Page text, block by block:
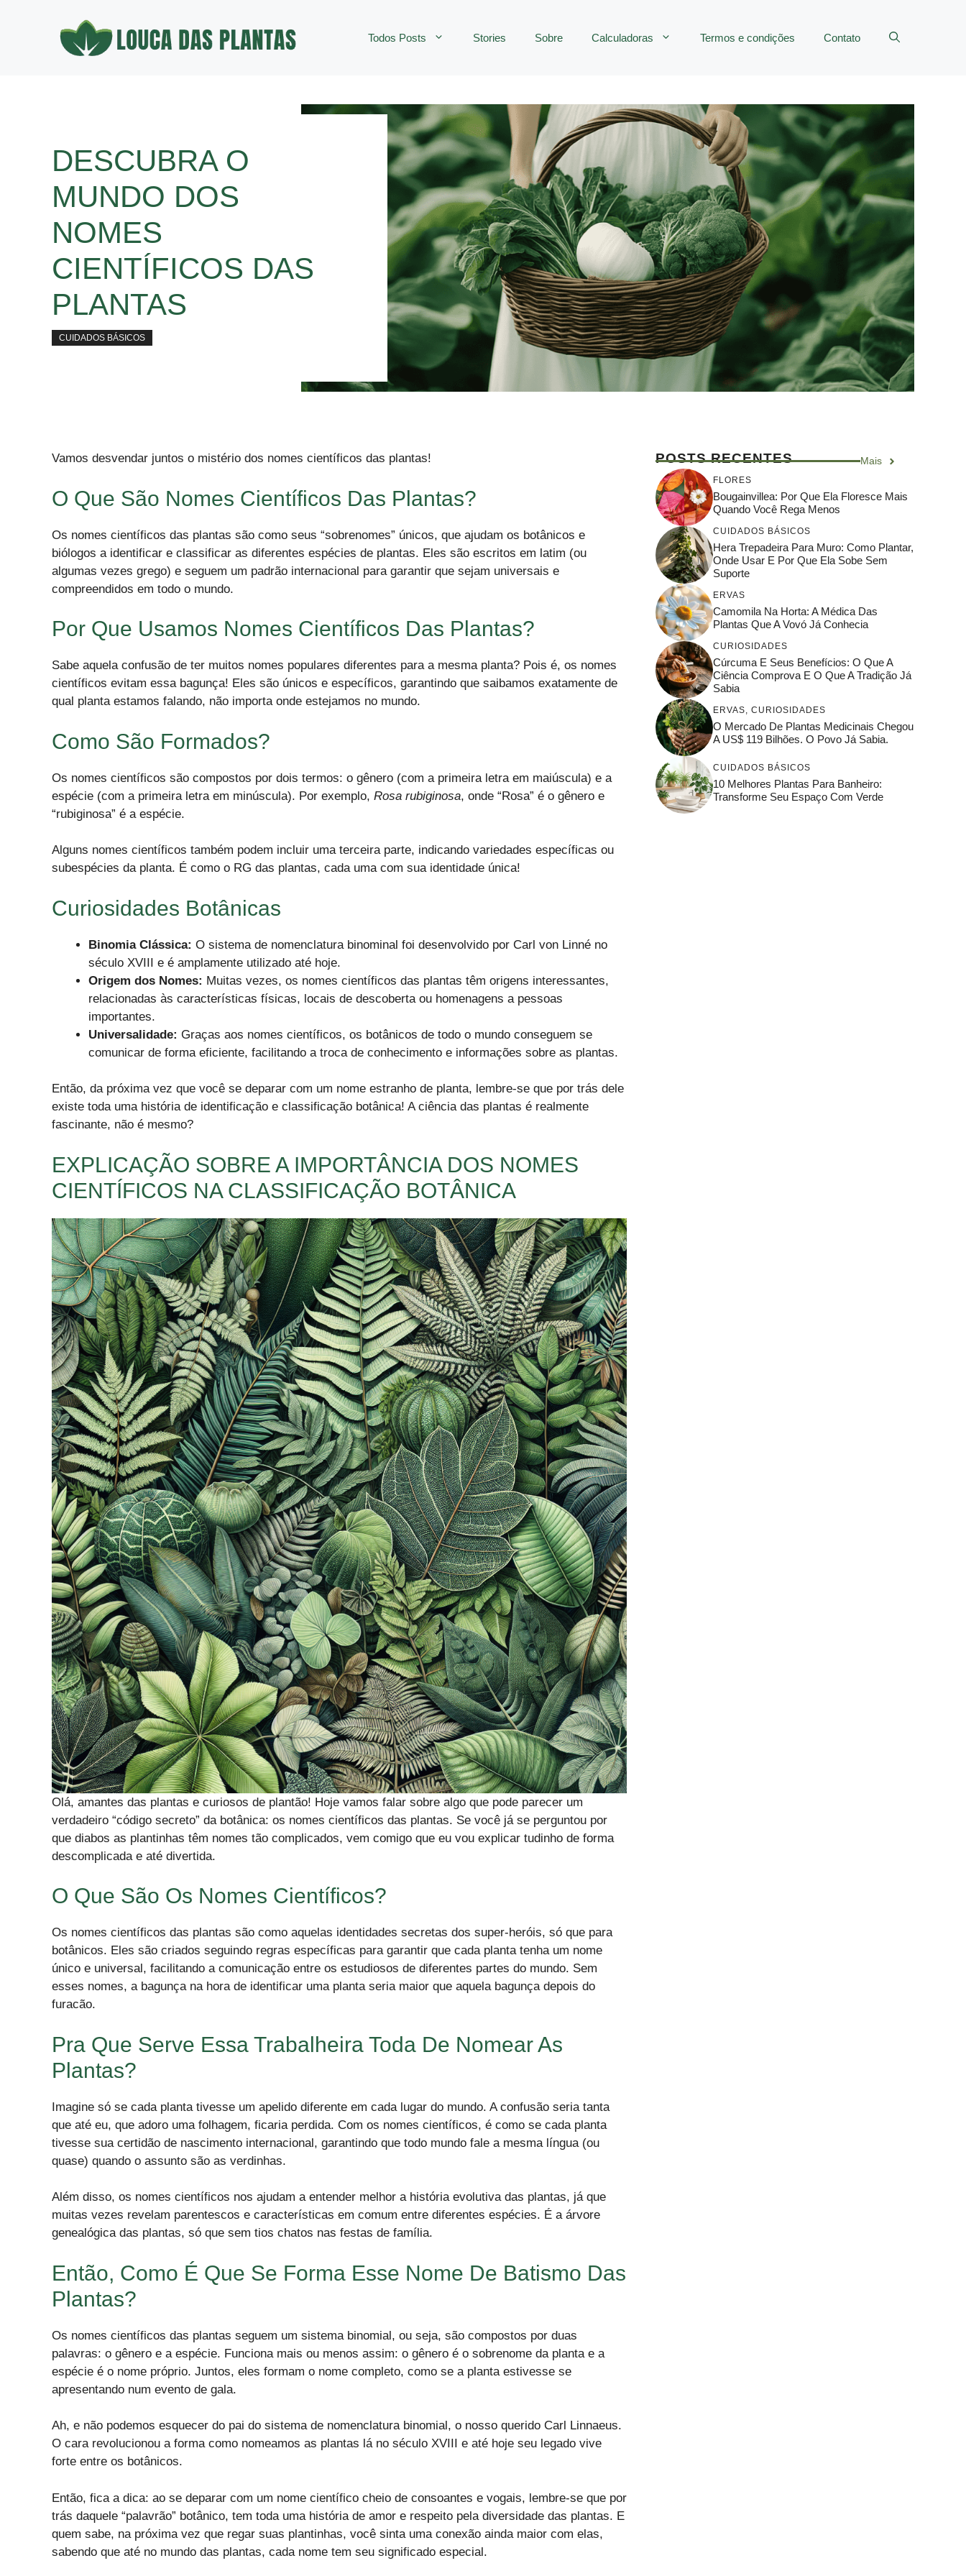
Todos Posts Stories Sobre Calculadoras Termos e condições Contato
DESCUBRA O
MUNDO DOS
NOMES
CIENTÍFICOS DAS
PLANTAS
CUIDADOS BÁSICOS
Vamos desvendar juntos o mistério dos nomes científicos das plantas!
O Que São Nomes Científicos Das Plantas?
Os nomes científicos das plantas são como seus “sobrenomes” únicos, que ajudam os botânicos e
biólogos a identificar e classificar as diferentes espécies de plantas. Eles são escritos em latim (ou
algumas vezes grego) e seguem um padrão internacional para garantir que sejam universais e
compreendidos em todo o mundo.
Por Que Usamos Nomes Científicos Das Plantas?
Sabe aquela confusão de ter muitos nomes populares diferentes para a mesma planta? Pois é, os nomes
científicos evitam essa bagunça! Eles são únicos e específicos, garantindo que saibamos exatamente de
qual planta estamos falando, não importa onde estejamos no mundo.
Como São Formados?
Os nomes científicos são compostos por dois termos: o gênero (com a primeira letra em maiúscula) e a
espécie (com a primeira letra em minúscula). Por exemplo, Rosa rubiginosa, onde “Rosa” é o gênero e
“rubiginosa” é a espécie.
Alguns nomes científicos também podem incluir uma terceira parte, indicando variedades específicas ou
subespécies da planta. É como o RG das plantas, cada uma com sua identidade única!
Curiosidades Botânicas
Binomia Clássica: O sistema de nomenclatura binominal foi desenvolvido por Carl von Linné no
século XVIII e é amplamente utilizado até hoje.
Origem dos Nomes: Muitas vezes, os nomes científicos das plantas têm origens interessantes,
relacionadas às características físicas, locais de descoberta ou homenagens a pessoas
importantes.
Universalidade: Graças aos nomes científicos, os botânicos de todo o mundo conseguem se
comunicar de forma eficiente, facilitando a troca de conhecimento e informações sobre as plantas.
Então, da próxima vez que você se deparar com um nome estranho de planta, lembre-se que por trás dele
existe toda uma história de identificação e classificação botânica! A ciência das plantas é realmente
fascinante, não é mesmo?
EXPLICAÇÃO SOBRE A IMPORTÂNCIA DOS NOMES
CIENTÍFICOS NA CLASSIFICAÇÃO BOTÂNICA
Olá, amantes das plantas e curiosos de plantão! Hoje vamos falar sobre algo que pode parecer um
verdadeiro “código secreto” da botânica: os nomes científicos das plantas. Se você já se perguntou por
que diabos as plantinhas têm nomes tão complicados, vem comigo que eu vou explicar tudinho de forma
descomplicada e até divertida.
O Que São Os Nomes Científicos?
Os nomes científicos das plantas são como aquelas identidades secretas dos super-heróis, só que para
botânicos. Eles são criados seguindo regras específicas para garantir que cada planta tenha um nome
único e universal, facilitando a comunicação entre os estudiosos de diferentes partes do mundo. Sem
esses nomes, a bagunça na hora de identificar uma planta seria maior que aquela bagunça depois do
furacão.
Pra Que Serve Essa Trabalheira Toda De Nomear As
Plantas?
Imagine só se cada planta tivesse um apelido diferente em cada lugar do mundo. A confusão seria tanta
que até eu, que adoro uma folhagem, ficaria perdida. Com os nomes científicos, é como se cada planta
tivesse sua certidão de nascimento internacional, garantindo que todo mundo fale a mesma língua (ou
quase) quando o assunto são as verdinhas.
Além disso, os nomes científicos nos ajudam a entender melhor a história evolutiva das plantas, já que
muitas vezes revelam parentescos e características em comum entre diferentes espécies. É a árvore
genealógica das plantas, só que sem tios chatos nas festas de família.
Então, Como É Que Se Forma Esse Nome De Batismo Das
Plantas?
Os nomes científicos das plantas seguem um sistema binomial, ou seja, são compostos por duas
palavras: o gênero e a espécie. Funciona mais ou menos assim: o gênero é o sobrenome da planta e a
espécie é o nome próprio. Juntos, eles formam o nome completo, como se a planta estivesse se
apresentando num evento de gala.
Ah, e não podemos esquecer do pai do sistema de nomenclatura binomial, o nosso querido Carl Linnaeus.
O cara revolucionou a forma como nomeamos as plantas lá no século XVIII e até hoje seu legado vive
forte entre os botânicos.
Então, fica a dica: ao se deparar com um nome científico cheio de consoantes e vogais, lembre-se que por
trás daquele “palavrão” botânico, tem toda uma história de amor e respeito pela diversidade das plantas. E
quem sabe, na próxima vez que regar suas plantinhas, você sinta uma conexão ainda maior com elas,
sabendo que até no mundo das plantas, cada nome tem seu significado especial.
POSTS RECENTES Mais
FLORES
Bougainvillea: Por Que Ela Floresce Mais
Quando Você Rega Menos
CUIDADOS BÁSICOS
Hera Trepadeira Para Muro: Como Plantar,
Onde Usar E Por Que Ela Sobe Sem
Suporte
ERVAS
Camomila Na Horta: A Médica Das
Plantas Que A Vovó Já Conhecia
CURIOSIDADES
Cúrcuma E Seus Benefícios: O Que A
Ciência Comprova E O Que A Tradição Já
Sabia
ERVAS CURIOSIDADES
O Mercado De Plantas Medicinais Chegou
A US$ 119 Bilhões. O Povo Já Sabia.
CUIDADOS BÁSICOS
10 Melhores Plantas Para Banheiro:
Transforme Seu Espaço Com Verde